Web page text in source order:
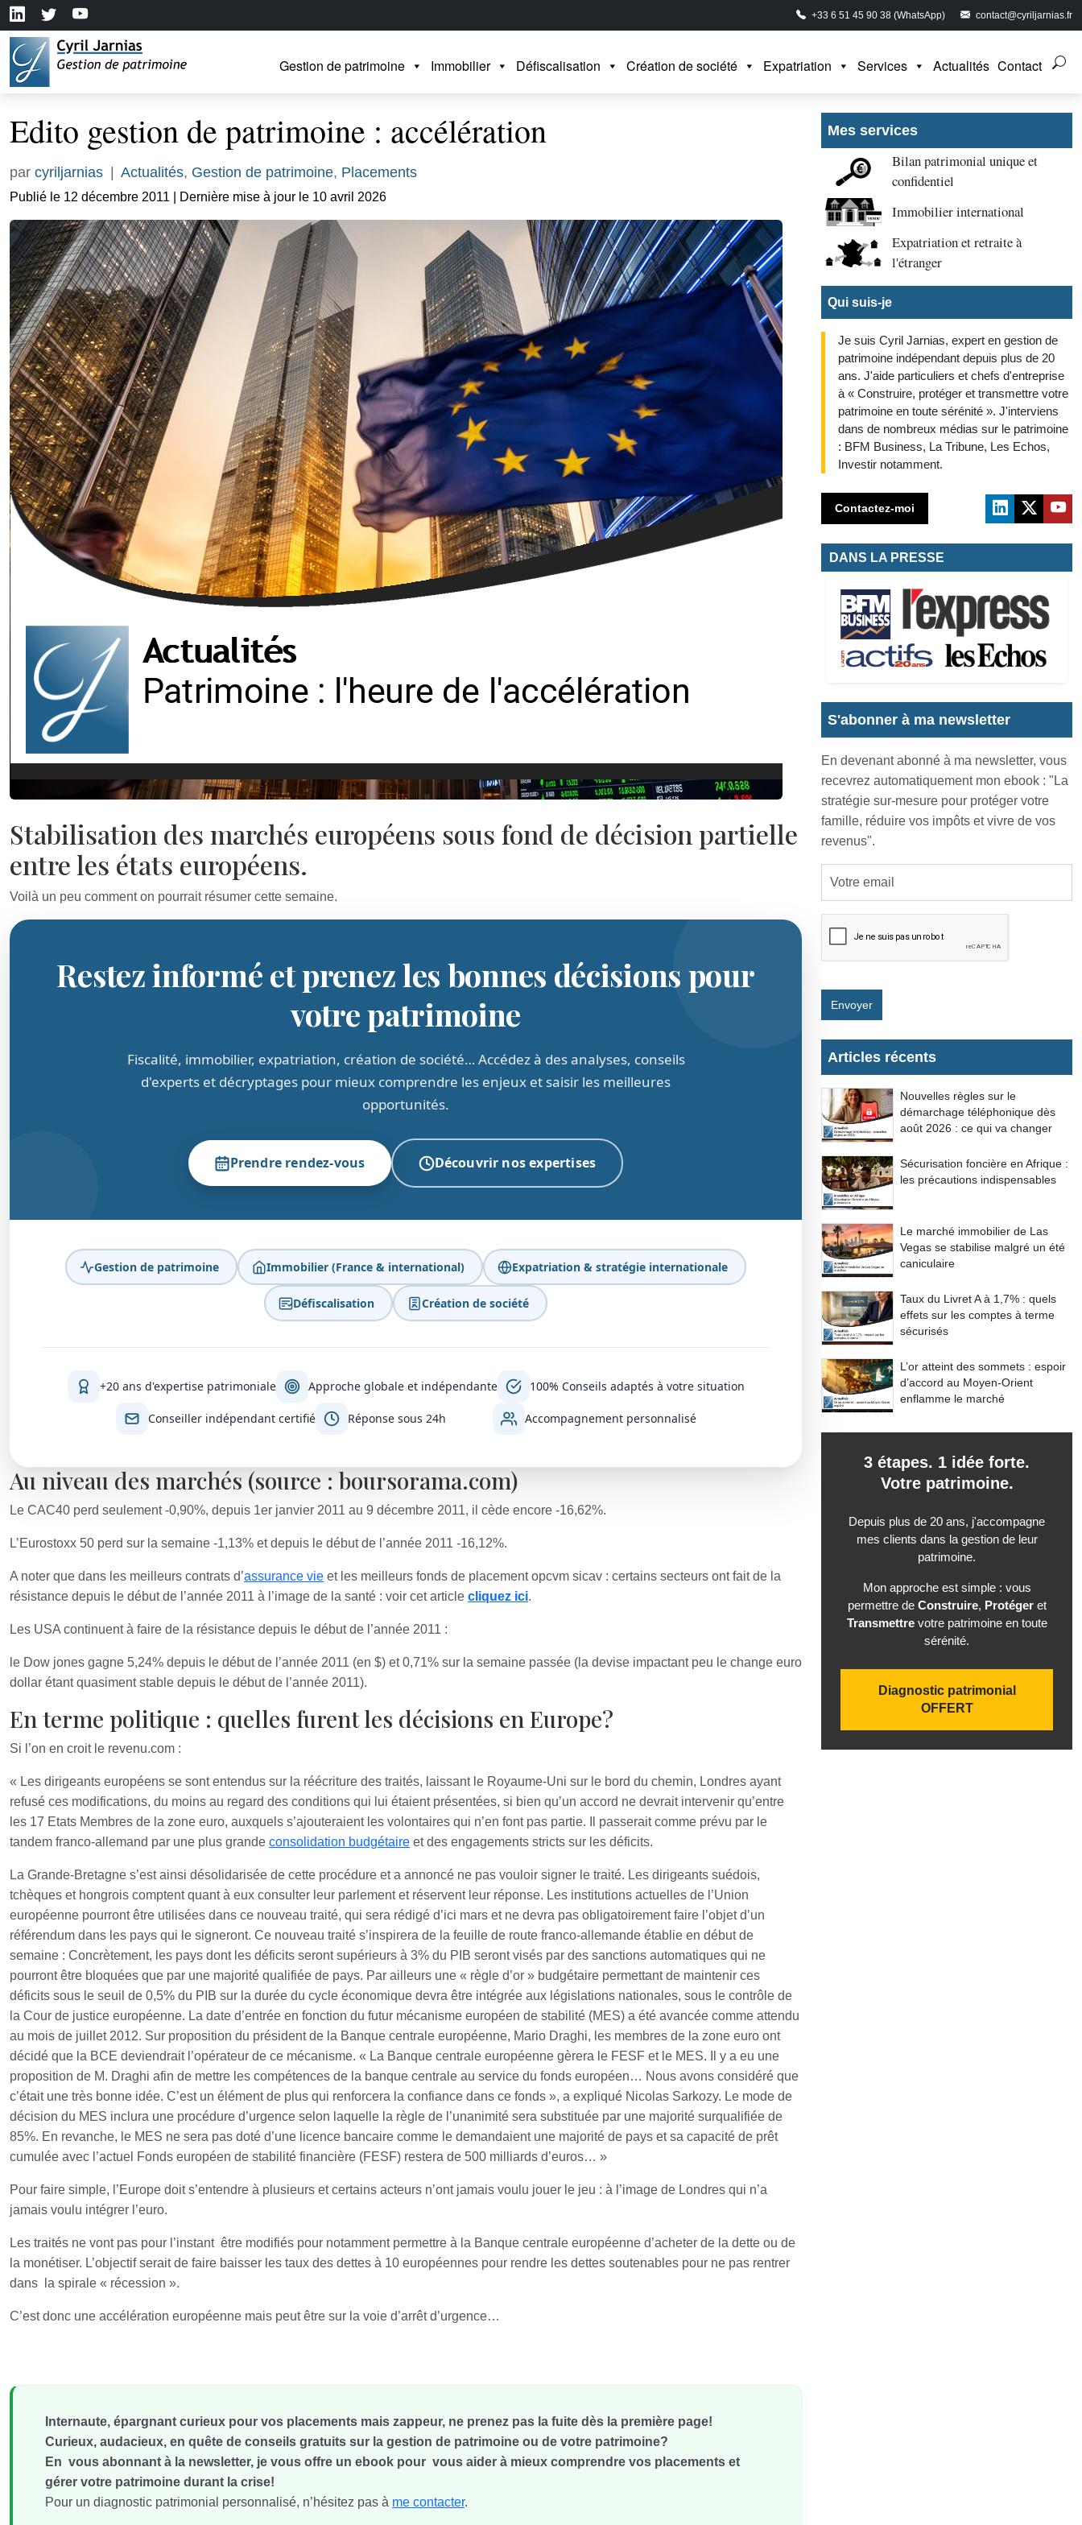
+33 6 51 45 90 38 (WhatsApp) contact@cyriljarnias.fr
Gestion de patrimoine Immobilier Défiscalisation Création de société Expatriation Services Actualités Contact
Edito gestion de patrimoine : accélération
par cyriljarnias Actualités, Gestion de patrimoine, Placements
Publié le 12 décembre 2011 | Dernière mise à jour le 10 avril 2026
Stabilisation des marchés européens sous fond de décision partielle
entre les états européens.
Voilà un peu comment on pourrait résumer cette semaine.
Restez informé et prenez les bonnes décisions pour
votre patrimoine
Fiscalité, immobilier, expatriation, création de société… Accédez à des analyses, conseils
d'experts et décryptages pour mieux comprendre les enjeux et saisir les meilleures
opportunités.
Prendre rendez-vous Découvrir nos expertises
Gestion de patrimoine Immobilier (France & international) Expatriation & stratégie internationale
Défiscalisation Création de société
+20 ans d'expertise patrimoniale Approche globale et indépendante 100% Conseils adaptés à votre situation
Conseiller indépendant certifié Réponse sous 24h Accompagnement personnalisé
Au niveau des marchés (source : boursorama.com)
Le CAC40 perd seulement -0,90%, depuis 1er janvier 2011 au 9 décembre 2011, il cède encore -16,62%.
L’Eurostoxx 50 perd sur la semaine -1,13% et depuis le début de l’année 2011 -16,12%.
A noter que dans les meilleurs contrats d’assurance vie et les meilleurs fonds de placement opcvm sicav : certains secteurs ont fait de la
résistance depuis le début de l’année 2011 à l’image de la santé : voir cet article cliquez ici.
Les USA continuent à faire de la résistance depuis le début de l’année 2011 :
le Dow jones gagne 5,24% depuis le début de l’année 2011 (en $) et 0,71% sur la semaine passée (la devise impactant peu le change euro
dollar étant quasiment stable depuis le début de l’année 2011).
En terme politique : quelles furent les décisions en Europe?
Si l’on en croit le revenu.com :
« Les dirigeants européens se sont entendus sur la réécriture des traités, laissant le Royaume-Uni sur le bord du chemin, Londres ayant
refusé ces modifications, du moins au regard des conditions qui lui étaient présentées, si bien qu’un accord ne devrait intervenir qu’entre
les 17 Etats Membres de la zone euro, auxquels s’ajouteraient les volontaires qui n’en font pas partie. Il passerait comme prévu par le
tandem franco-allemand par une plus grande consolidation budgétaire et des engagements stricts sur les déficits.
La Grande-Bretagne s’est ainsi désolidarisée de cette procédure et a annoncé ne pas vouloir signer le traité. Les dirigeants suédois,
tchèques et hongrois comptent quant à eux consulter leur parlement et réservent leur réponse. Les institutions actuelles de l’Union
européenne pourront être utilisées dans ce nouveau traité, qui sera rédigé d’ici mars et ne devra pas obligatoirement faire l’objet d’un
référendum dans les pays qui le signeront. Ce nouveau traité s’inspirera de la feuille de route franco-allemande établie en début de
semaine : Concrètement, les pays dont les déficits seront supérieurs à 3% du PIB seront visés par des sanctions automatiques qui ne
pourront être bloquées que par une majorité qualifiée de pays. Par ailleurs une « règle d’or » budgétaire permettant de maintenir ces
déficits sous le seuil de 0,5% du PIB sur la durée du cycle économique devra être intégrée aux législations nationales, sous le contrôle de
la Cour de justice européenne. La date d’entrée en fonction du futur mécanisme européen de stabilité (MES) a été avancée comme attendu
au mois de juillet 2012. Sur proposition du président de la Banque centrale européenne, Mario Draghi, les membres de la zone euro ont
décidé que la BCE deviendrait l’opérateur de ce mécanisme. « La Banque centrale européenne gèrera le FESF et le MES. Il y a eu une
proposition de M. Draghi afin de mettre les compétences de la banque centrale au service du fonds européen… Nous avons considéré que
c’était une très bonne idée. C’est un élément de plus qui renforcera la confiance dans ce fonds », a expliqué Nicolas Sarkozy. Le mode de
décision du MES inclura une procédure d’urgence selon laquelle la règle de l’unanimité sera substituée par une majorité surqualifiée de
85%. En revanche, le MES ne sera pas doté d’une licence bancaire comme le demandaient une majorité de pays et sa capacité de prêt
cumulée avec l’actuel Fonds européen de stabilité financière (FESF) restera de 500 milliards d’euros… »
Pour faire simple, l’Europe doit s’entendre à plusieurs et certains acteurs n’ont jamais voulu jouer le jeu : à l’image de Londres qui n’a
jamais voulu intégrer l’euro.
Les traités ne vont pas pour l’instant être modifiés pour notamment permettre à la Banque centrale européenne d’acheter de la dette ou de
la monétiser. L’objectif serait de faire baisser les taux des dettes à 10 européennes pour rendre les dettes soutenables pour ne pas rentrer
dans la spirale « récession ».
C’est donc une accélération européenne mais peut être sur la voie d’arrêt d’urgence…
Internaute, épargnant curieux pour vos placements mais zappeur, ne prenez pas la fuite dès la première page!
Curieux, audacieux, en quête de conseils gratuits sur la gestion de patrimoine ou de votre patrimoine?
En vous abonnant à la newsletter, je vous offre un ebook pour vous aider à mieux comprendre vos placements et
gérer votre patrimoine durant la crise!
Pour un diagnostic patrimonial personnalisé, n’hésitez pas à me contacter.
Mes services
Bilan patrimonial unique et
confidentiel
Immobilier international
Expatriation et retraite à
l'étranger
Qui suis-je
Je suis Cyril Jarnias, expert en gestion de
patrimoine indépendant depuis plus de 20
ans. J'aide particuliers et chefs d'entreprise
à « Construire, protéger et transmettre votre
patrimoine en toute sérénité ». J'interviens
dans de nombreux médias sur le patrimoine
: BFM Business, La Tribune, Les Echos,
Investir notamment.
Contactez-moi
DANS LA PRESSE
S'abonner à ma newsletter
En devenant abonné à ma newsletter, vous
recevrez automatiquement mon ebook : "La
stratégie sur-mesure pour protéger votre
famille, réduire vos impôts et vivre de vos
revenus".
Envoyer
Articles récents
Nouvelles règles sur le
démarchage téléphonique dès
août 2026 : ce qui va changer
Sécurisation foncière en Afrique :
les précautions indispensables
Le marché immobilier de Las
Vegas se stabilise malgré un été
caniculaire
Taux du Livret A à 1,7% : quels
effets sur les comptes à terme
sécurisés
L’or atteint des sommets : espoir
d’accord au Moyen-Orient
enflamme le marché
3 étapes. 1 idée forte.
Votre patrimoine.
Depuis plus de 20 ans, j'accompagne
mes clients dans la gestion de leur
patrimoine.
Mon approche est simple : vous
permettre de Construire, Protégeret
Transmettrevotre patrimoine en toute
sérénité.
Diagnostic patrimonial
OFFERT